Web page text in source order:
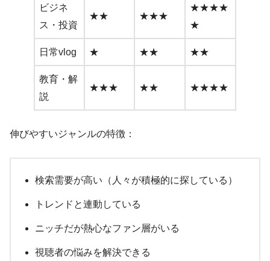
ビジネ
ス・投資
★★ ★★★
★★★★
★
日常vlog ★ ★★ ★★
教育・解
説
★★★ ★★ ★★★★
伸びやすいジャンルの特徴：
検索需要が高い（人々が積極的に探している）
トレンドと連動している
ニッチだが熱心なファン層がいる
視聴者の悩みを解決できる